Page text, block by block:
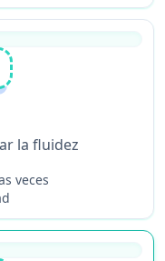
la fluidez
veces